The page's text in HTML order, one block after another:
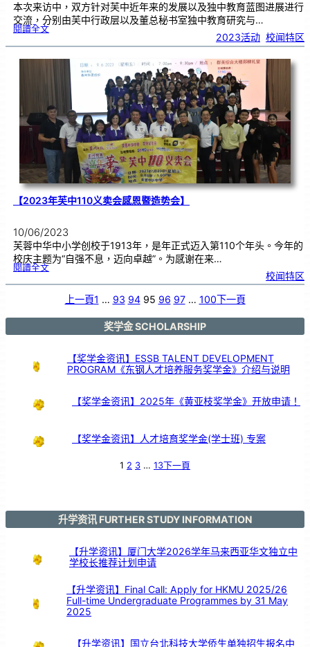
本次来访中，双方针对芙中近年来的发展以及独中教育蓝图进展进行
交流，分别由芙中行政层以及董总秘书室独中教育研究与…
閱讀全文:【
西
华
校
董
总
）
来
访芙
】
2023活动 校闻特区
【2023年芙中110义卖会感恩暨造势会】
10/06/2023
芙蓉中华中小学创校于1913年，是年正式迈入第110个年头。今年的
校庆主题为“自强不息，迈向卓越”。为感谢在来…
閱讀全文:【
2
0
会
校闻特区
上一頁1 … 93 94 95 96 97 … 100下一頁
奖学金 SCHOLARSHIP
【奖学金资讯】ESSB TALENT DEVELOPMENT
PROGRAM《东钢人才培养服务奖学金》介绍与说明
【奖学金资讯】2025年《黄亚枝奖学金》开放申请！
【奖学金资讯】人才培育奖学金(学士班) 专案
1 2 3 … 13下一頁
升学资讯 FURTHER STUDY INFORMATION
【升学资讯】厦门大学2026学年马来西亚华文独立中
学校长推荐计划申请
【升学资讯】Final Call: Apply for HKMU 2025/26
Full-time Undergraduate Programmes by 31 May
2025
【升学资讯】国立台北科技大学侨生单独招生报名中